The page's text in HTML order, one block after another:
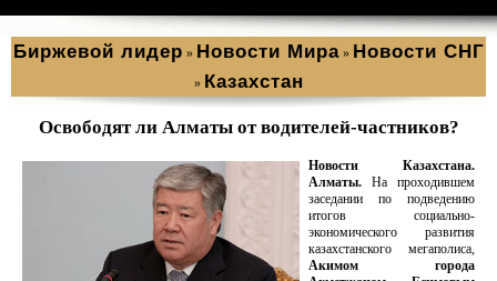
Биржевой лидер » Новости Мира » Новости СНГ
» Казахстан
Освободят ли Алматы от водителей-частников?
Новости Казахстана.
Алматы. На проходившем
заседании по подведению
итогов социально-
экономического развития
казахстанского мегаполиса,
Акимом города